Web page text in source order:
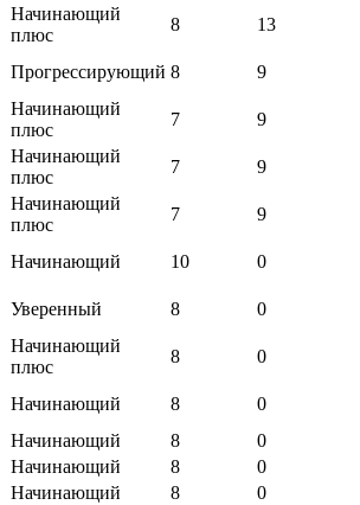
Начинающий
плюс
8 13
Прогрессирующий 8 9
Начинающий
плюс
7 9
Начинающий
плюс
7 9
Начинающий
плюс
7 9
Начинающий 10 0
Уверенный 8 0
Начинающий
плюс
8 0
Начинающий 8
0
Начинающий 8
0
Начинающий 8
0
Начинающий 8
0